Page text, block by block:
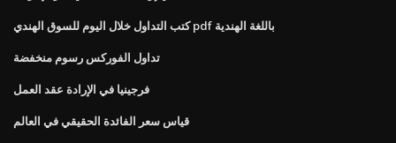
كتب التداول خلال اليوم للسوق الهندي pdf باللغة الهندية
تداول الفوركس رسوم منخفضة
فرجينيا في الإرادة عقد العمل
قياس سعر الفائدة الحقيقي في العالم